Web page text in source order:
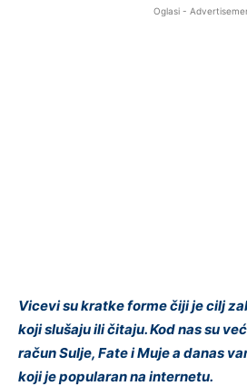
Oglasi -
Vicevi su kratke forme čiji je cilj
koji slušaju ili čitaju. Kod nas su
račun Sulje, Fate i Muje a danas
koji je popularan na internetu.